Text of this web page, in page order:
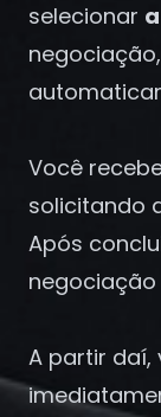
selecionar
Você
solicitando
Após
A partir